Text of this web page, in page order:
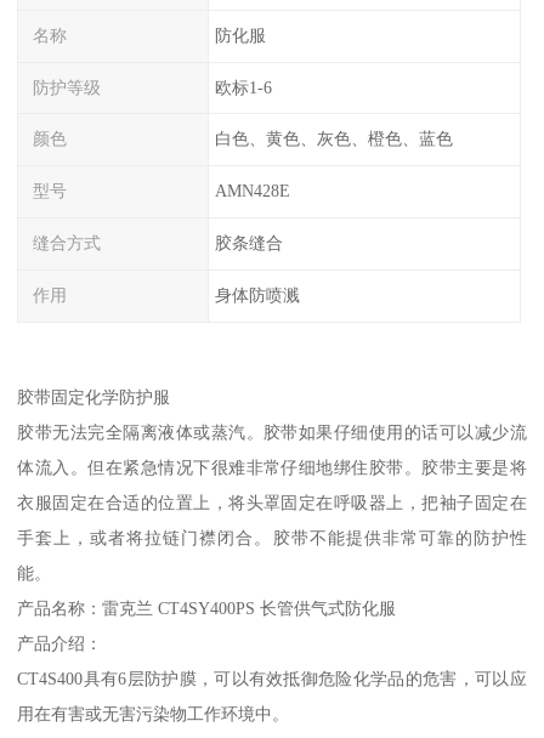
名称 防化服
防护等级 欧标1-6
颜色 白色、黄色、灰色、橙色、蓝色
型号 AMN428E
缝合方式 胶条缝合
作用 身体防喷溅
胶带固定化学防护服
胶带无法完全隔离液体或蒸汽。胶带如果仔细使用的话可以减少流
体流入。但在紧急情况下很难非常仔细地绑住胶带。胶带主要是将
衣服固定在合适的位置上，将头罩固定在呼吸器上，把袖子固定在
手套上，或者将拉链门襟闭合。胶带不能提供非常可靠的防护性
能。
产品名称：雷克兰 CT4SY400PS 长管供气式防化服
产品介绍：
CT4S400具有6层防护膜，可以有效抵御危险化学品的危害，可以应
用在有害或无害污染物工作环境中。